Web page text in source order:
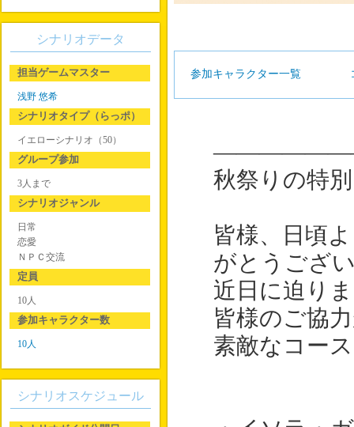
参加キャラクター一覧
秋祭りの特
皆様、日頃
がとうござ
近日に迫り
皆様のご協
素敵なコー
シナリオデータ
担当ゲームマスター
浅野 悠希
シナリオタイプ（らっポ）
イエローシナリオ（50）
グループ参加
3人まで
シナリオジャンル
日常
恋愛
ＮＰＣ交流
定員
10人
参加キャラクター数
10人
シナリオスケジュール